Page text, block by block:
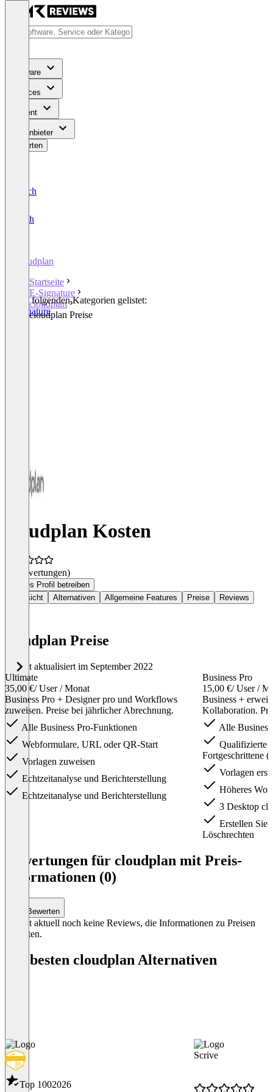
Software
Services
Content
Für Anbieter
Bewerten
Deutsch
English
cloudplan
Startseite
E-Signature
cloudplan
cloudplan Preise
In den folgenden Kategorien gelistet:
E-Signature
cloudplan Kosten
(0 Bewertungen)
Dieses Profil betreiben
Übersicht
Alternativen Allgemeine Features Preise Reviews
cloudplan Preise
Zuletzt aktualisiert im September 2022
Ultimate
35,00 €/ User / Monat
Business Pro + Designer pro und Workflows
zuweisen. Preise bei jährlicher Abrechnung.
Alle Business Pro-Funktionen
Webformulare, URL oder QR-Start
Vorlagen zuweisen
Echtzeitanalyse und Berichterstellung
Echtzeitanalyse und Berichterstellung
Business Pro
15,00 €/ User /
Business +
Kollaboration.
Alle
Qualifizierte
Fortgeschrittene
Vorlagen
Höheres
3 Desktop
Erstellen Sie
Löschrechten
Bewertungen für cloudplan mit Preis-
Informationen (0)
Bewerten
Es gibt aktuell noch keine Reviews, die Informationen zu Preisen
enthalten.
Die besten cloudplan Alternativen
Top 1002026
Scrive